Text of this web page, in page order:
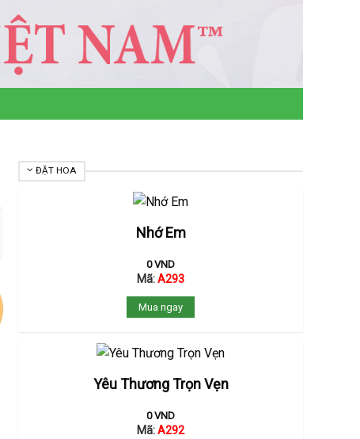
ĐẶT HOA
Nhớ Em
0VND
Mã:A293
Mua ngay
Yêu Thương Trọn Vẹn
0VND
Mã:A292